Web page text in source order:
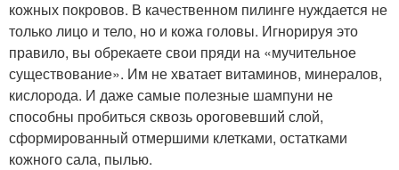
кожных покровов. В качественном пилинге нуждается не
только лицо и тело, но и кожа головы. Игнорируя это
правило, вы обрекаете свои пряди на «мучительное
существование». Им не хватает витаминов, минералов,
кислорода. И даже самые полезные шампуни не
способны пробиться сквозь ороговевший слой,
сформированный отмершими клетками, остатками
кожного сала, пылью.